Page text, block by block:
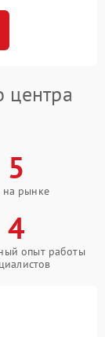
центра
5
на рынке
4
опыт работы